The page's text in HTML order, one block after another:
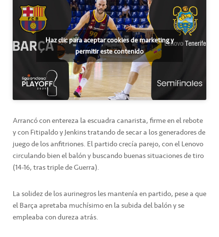
Haz clic para aceptar cookies de marketing y
permitir este contenido
Arrancó con entereza la escuadra canarista, firme en el rebote
y con Fitipaldo y Jenkins tratando de secar a los generadores de
juego de los anfitriones. El partido crecía parejo, con el Lenovo
circulando bien el balón y buscando buenas situaciones de tiro
(14-16, tras triple de Guerra).
La solidez de los aurinegros les mantenía en partido, pese a que
el Barça apretaba muchísimo en la subida del balón y se
empleaba con dureza atrás.